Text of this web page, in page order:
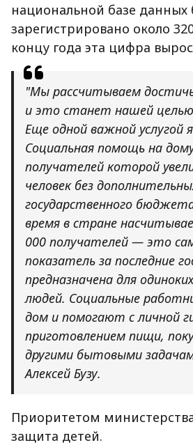
национальной базе данных
зарегистрировано около
концу года эта цифра
"Мы рассчитываем
и это станет нашей целью
Еще одной важной услугой
Социальная помощь на
получателей которой
человек без
государственного
время в стране
000 получателей — это
показатель за последние
предназначена для
людей. Социальные
дом и помогают с личной
приготовлением пищи,
другими бытовыми
Алексей Бузу.
Приоритетом
защита детей.